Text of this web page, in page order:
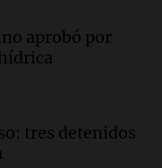
un niño
el teléfono?
con dos
aprobó por
tres detenidos